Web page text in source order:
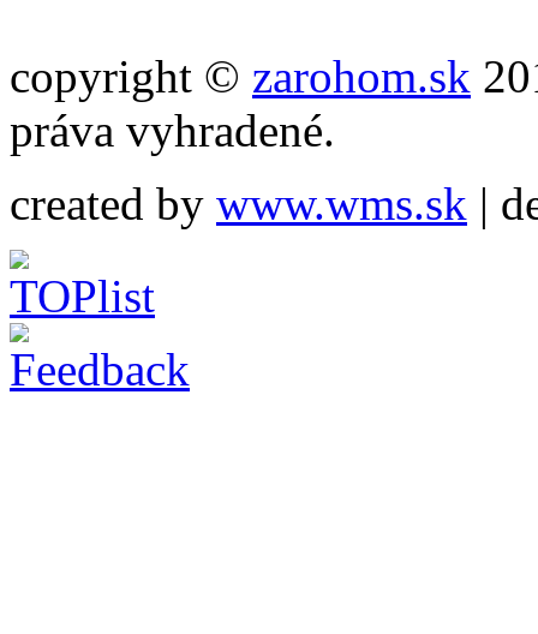
copyright © zarohom.sk
práva vyhradené.
created by www.wms.sk |